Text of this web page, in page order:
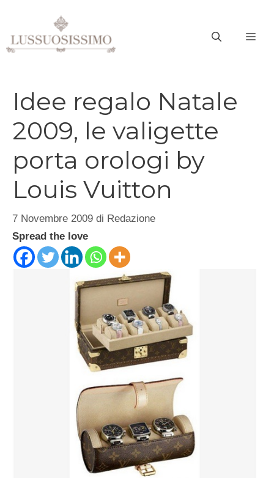
contenuto
Idee regalo Natale
2009, le valigette
porta orologi by
Louis Vuitton
7 Novembre 2009 di Redazione
Spread the love